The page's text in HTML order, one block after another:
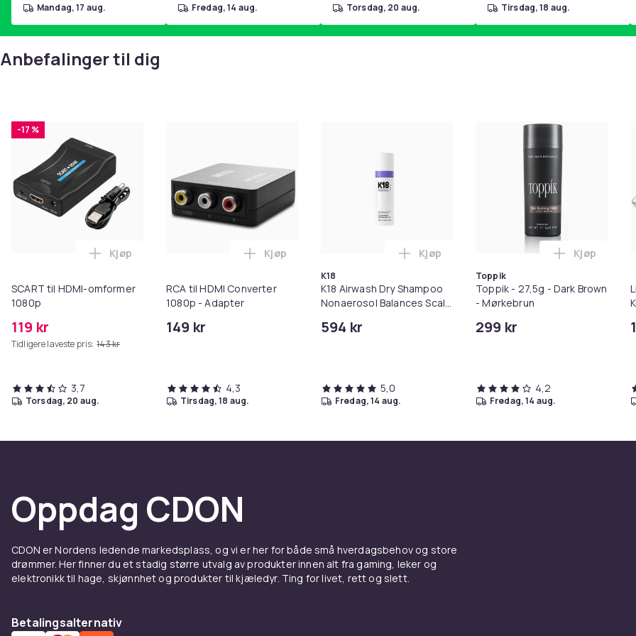
mandag, 17 aug. fredag, 14 aug. torsdag, 20 aug. tirsdag, 18 aug.
Anbefalinger til dig
-17 %
SCART til HDMI-omformer
1080p
119 kr
Tidligere laveste pris: 143 kr
Legg SCART til HDMI-omformer 1080p i handlekurven
Kjøp
3,7
torsdag, 20 aug.
RCA til HDMI Converter
1080p - Adapter
149 kr
Legg RCA til HDMI Converter 1080p - Adapter i handlekurven
Kjøp
4,3
tirsdag, 18 aug.
K18
K18 Airwash Dry Shampoo
Nonaerosol Balances Scalp
594 kr
Legg K18 Airwash Dry Shampoo
Kjøp
5,0
fredag, 14 aug.
Toppik
Toppik - 27,5g - Dark Brown
- Mørkebrun
299 kr
Legg
Kjøp
4,2
fredag, 14 aug.
Oppdag CDON
CDON er Nordens ledende markedsplass, og vi er her for både små hverdagsbehov og store
drømmer. Her finner du et stadig større utvalg av produkter innen alt fra gaming, leker og
elektronikk til hage, skjønnhet og produkter til kjæledyr. Ting for livet, rett og slett.
Betalingsalternativ